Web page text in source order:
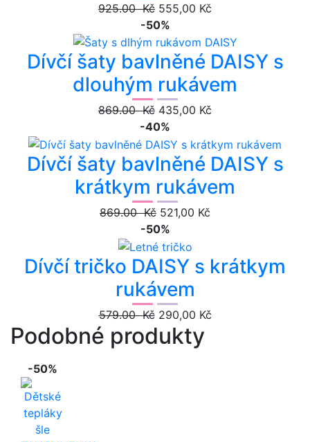
925.00 Kč 555,00 Kč
-50%
Dívčí šaty bavlněné DAISY s
dlouhým rukávem
869.00 Kč 435,00 Kč
-40%
Dívčí šaty bavlněné DAISY s
krátkym rukávem
869.00 Kč 521,00 Kč
-50%
Dívčí tričko DAISY s krátkym
rukávem
579.00 Kč 290,00 Kč
Podobné produkty
-50%